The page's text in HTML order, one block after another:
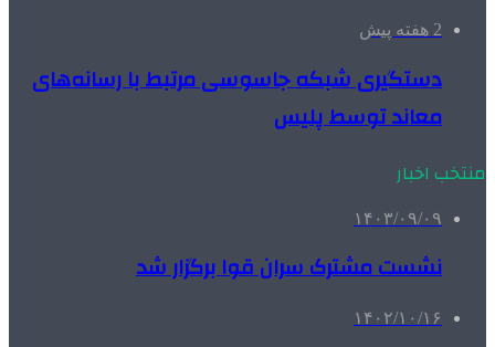
2 هفته پیش
دستگیری شبکه جاسوسی مرتبط با رسانه‌های
معاند توسط پلیس
منتخب اخبار
۱۴۰۳/۰۹/۰۹
نشست مشترک سران قوا برگزار شد
۱۴۰۲/۱۰/۱۶